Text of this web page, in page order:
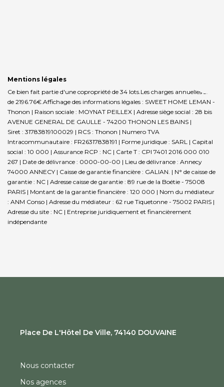
Mentions légales
Ce bien fait partie d'une copropriété de 34 lots.Les charges annuelles sont
de 2196.76€. Affichage des informations légales : SWEET HOME LEMAN -
Thonon | Raison sociale : MOYNAT PEILLEX | Adresse siège social : 28 bis
AVENUE GENERAL DE GAULLE - 74200 THONON LES BAINS |
Siret : 31783819100029 | RCS : Thonon | Numero TVA
Intracommunautaire : FR26317838191 | Forme juridique : SARL | Capital
social : 10 000 | Assurance RCP : NC | Carte T : CPI 7401 2016 000 010
267 | Date de délivrance : 0000-00-00 | Lieu de délivrance : Annecy
74000 ANNECY | Caisse de garantie financière : GALIAN. | N° de caisse de
garantie : NC | Adresse caisse de garantie : 89 rue de la Boétie - 75008
PARIS | Montant de la garantie financière : 120 000 | Nom du médiateur
: ANM Conso | Adresse du médiateur : 62 rue Tiquetonne - 75002 PARIS |
Adresse du site : NC | Entreprise juridiquement et financièrement
indépendante
28 Bis AVENUE GENERAL DE GAULLE, 74200
Nous contacter
Nos agences